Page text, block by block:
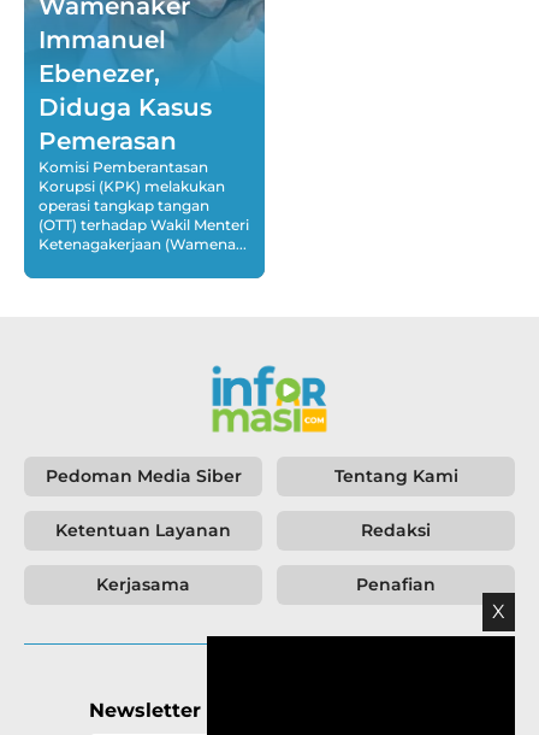
X
Wamenaker
Immanuel
Ebenezer,
Diduga Kasus
Pemerasan
Komisi Pemberantasan
Korupsi (KPK) melakukan
operasi tangkap tangan
(OTT) terhadap Wakil Menteri
Ketenagakerjaan (Wamena...
Tentang Kami
Redaksi
Pedoman Media Siber
Ketentuan Layanan
Kerjasama Penafian
Newsletter